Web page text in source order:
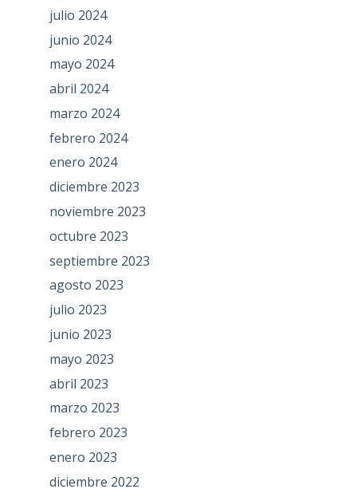
julio 2024
junio 2024
mayo 2024
abril 2024
marzo 2024
febrero 2024
enero 2024
diciembre 2023
noviembre 2023
octubre 2023
septiembre 2023
agosto 2023
julio 2023
junio 2023
mayo 2023
abril 2023
marzo 2023
febrero 2023
enero 2023
diciembre 2022